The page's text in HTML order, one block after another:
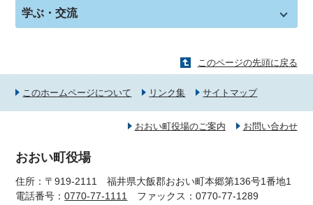
学ぶ・交流
このページの先頭に戻る
このホームページについて リンク集 サイトマップ
おおい町役場のご案内 お問い合わせ
おおい町役場
住所：〒919-2111 福井県大飯郡おおい町本郷第136号1番地1
電話番号：0770-77-1111 ファックス：0770-77-1289